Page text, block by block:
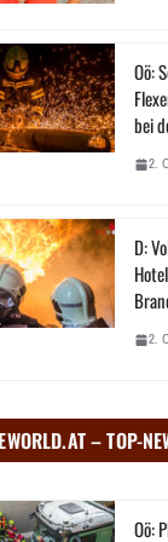
Oö:
bei
2.
D:
2.
– TOP-
Oö: